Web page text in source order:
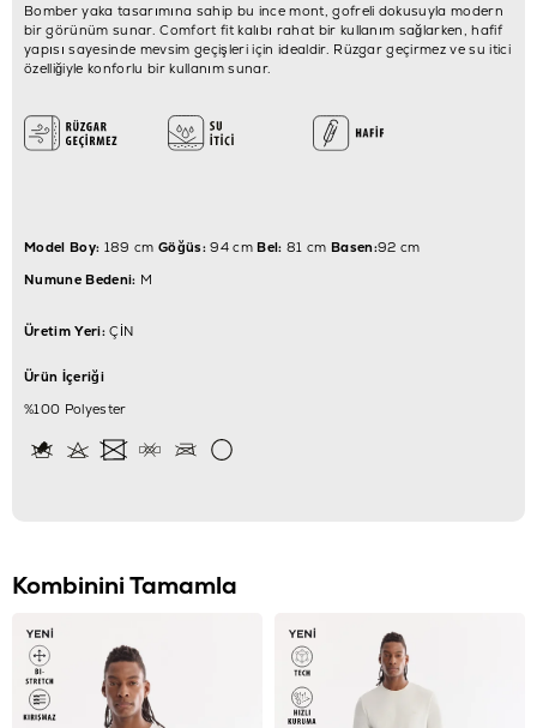
Bomber yaka tasarımına sahip bu ince mont, gofreli dokusuyla modern
bir görünüm sunar. Comfort fit kalıbı rahat bir kullanım sağlarken, hafif
yapısı sayesinde mevsim geçişleri için idealdir. Rüzgar geçirmez ve su itici
özelliğiyle konforlu bir kullanım sunar.
Model Boy: 189 cm Göğüs:94 cmBel: 81 cm Basen:92 cm
Numune Bedeni: M
Üretim Yeri:ÇİN
Ürün İçeriği
%100 Polyester
Kombinini Tamamla